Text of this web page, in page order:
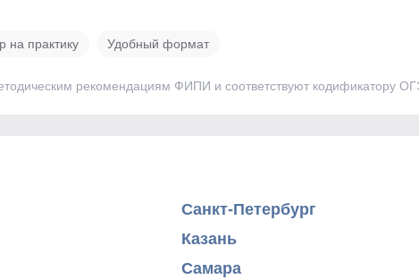
на практику Удобный формат
рекомендациям ФИПИ и соответствуют кодификатору
Санкт-Петербург
Казань
Самара